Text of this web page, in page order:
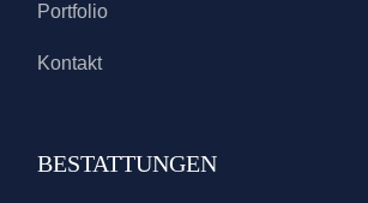
Portfolio
Kontakt
BESTATTUNGEN